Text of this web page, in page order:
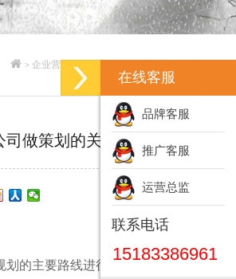
> 企业营销策划_企业营销策划方案
做策划的关键）
的主要路线进行了一下总
在线客服
品牌客服
推广客服
运营总监
联系电话
15183386961